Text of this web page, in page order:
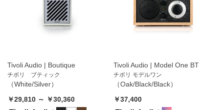
Tivoli Audio | Boutique
チボリ ブティック
（White/Silver）
￥29,810 ～ ￥30,360
Tivoli Audio | Model One BT
チボリ モデルワン
（Oak/Black/Black）
￥37,400